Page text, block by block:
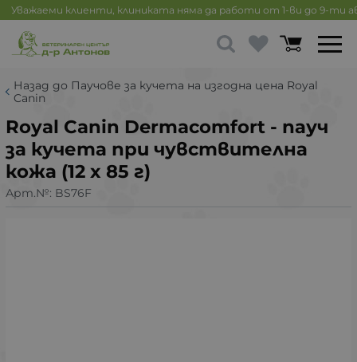
Уважаеми клиенти, клиниката няма да работи от 1-ви до 9-ти
Назад до Паучове за кучета на изгодна цена Royal
Canin
Royal Canin Dermacomfort - пауч
за кучета при чувствителна
кожа (12 x 85 г)
Арт.№: BS76F